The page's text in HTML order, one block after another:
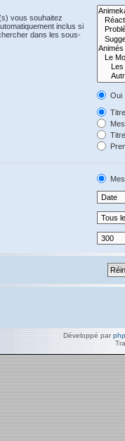
vous souhaitez
inclus si
dans les sous-
Oui
Développé par